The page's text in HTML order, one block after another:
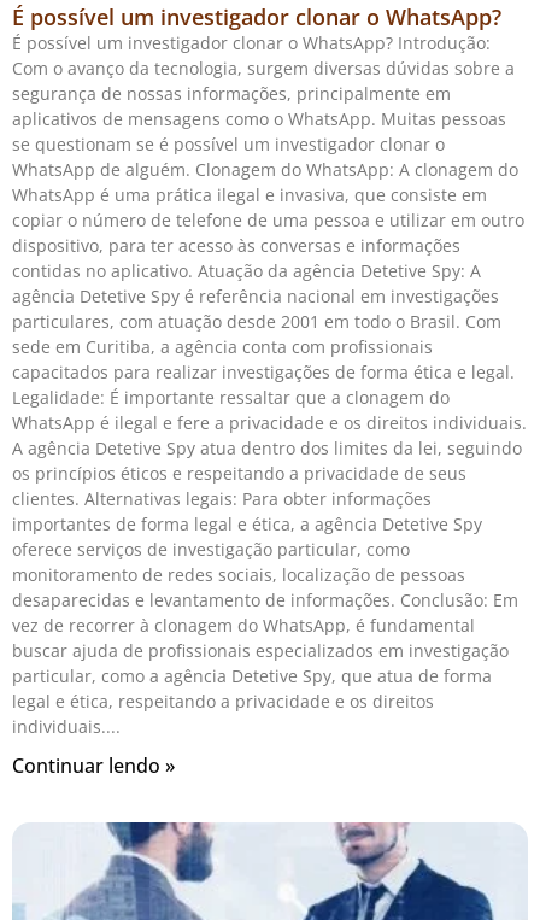
É possível um investigador clonar o WhatsApp?
É possível um investigador clonar o WhatsApp? Introdução:
Com o avanço da tecnologia, surgem diversas dúvidas sobre a
segurança de nossas informações, principalmente em
aplicativos de mensagens como o WhatsApp. Muitas pessoas
se questionam se é possível um investigador clonar o
WhatsApp de alguém. Clonagem do WhatsApp: A clonagem do
WhatsApp é uma prática ilegal e invasiva, que consiste em
copiar o número de telefone de uma pessoa e utilizar em outro
dispositivo, para ter acesso às conversas e informações
contidas no aplicativo. Atuação da agência Detetive Spy: A
agência Detetive Spy é referência nacional em investigações
particulares, com atuação desde 2001 em todo o Brasil. Com
sede em Curitiba, a agência conta com profissionais
capacitados para realizar investigações de forma ética e legal.
Legalidade: É importante ressaltar que a clonagem do
WhatsApp é ilegal e fere a privacidade e os direitos individuais.
A agência Detetive Spy atua dentro dos limites da lei, seguindo
os princípios éticos e respeitando a privacidade de seus
clientes. Alternativas legais: Para obter informações
importantes de forma legal e ética, a agência Detetive Spy
oferece serviços de investigação particular, como
monitoramento de redes sociais, localização de pessoas
desaparecidas e levantamento de informações. Conclusão: Em
vez de recorrer à clonagem do WhatsApp, é fundamental
buscar ajuda de profissionais especializados em investigação
particular, como a agência Detetive Spy, que atua de forma
legal e ética, respeitando a privacidade e os direitos
individuais.
Continuar lendo »